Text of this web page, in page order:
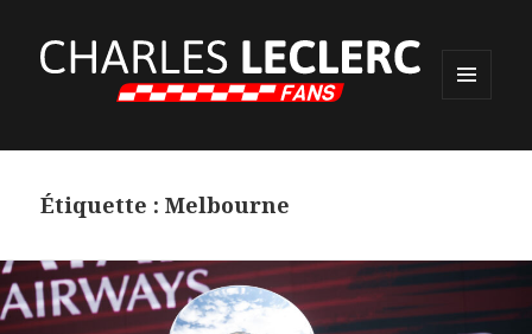
WIDGETS
Étiquette :Melbourne